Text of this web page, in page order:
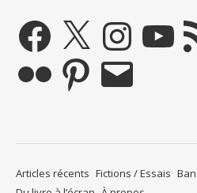
Facebook
X InstagramYouTube
PinterestE-mail
Articles récents Fictions / Essais